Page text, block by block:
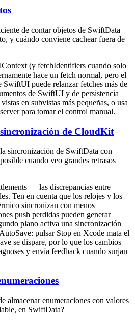
de contar objetos de SwiftData
y cuándo conviene cachear fuera de
(y fetchIdentifiers cuando solo
hace un fetch normal, pero el
SwiftUI puede relanzar fetches más de
de SwiftUI y de persistencia
en subvistas más pequeñas, o usa
para tomar el control manual.
de CloudKit
sincronización de SwiftData con
cuando veo grandes retrasos
— las discrepancias entre
Ten en cuenta que los relojes y los
sincronizan con menos
push perdidas pueden generar
plano activa una sincronización
pulsar Stop en Xcode mata el
se dispare, por lo que los cambios
y envía feedback cuando surjan
almacenar enumeraciones con valores
en SwiftData?